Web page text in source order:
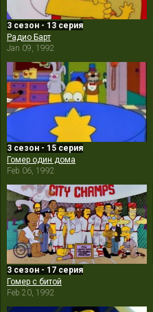
3 сезон - 13 серия
Радио Барт
Jan 09, 1992
3 сезон - 15 серия
Гомер один дома
Feb 06, 1992
3 сезон - 17 серия
Гомер с битой
Feb 20, 1992